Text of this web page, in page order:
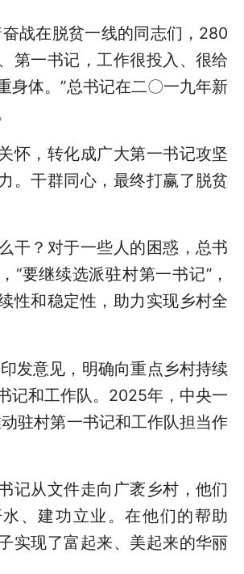
奋战在脱贫一线的同志们，280
第一书记，工作很投入、很给
身体。”总书记在二〇一九年新
怀，转化成广大第一书记攻坚
。干群同心，最终打赢了脱贫
干？对于一些人的困惑，总书
“要继续选派驻村第一书记”，
性和稳定性，助力实现乡村全
发意见，明确向重点乡村持续
记和工作队。2025年，中央一
驻村第一书记和工作队担当作
记从文件走向广袤乡村，他们
、建功立业。在他们的帮助
实现了富起来、美起来的华丽